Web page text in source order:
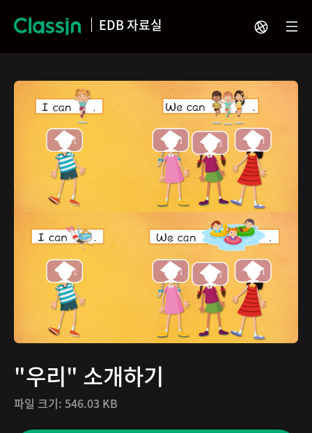
EDB 자료실
"우리" 소개하기
파일 크기: 546.03 KB